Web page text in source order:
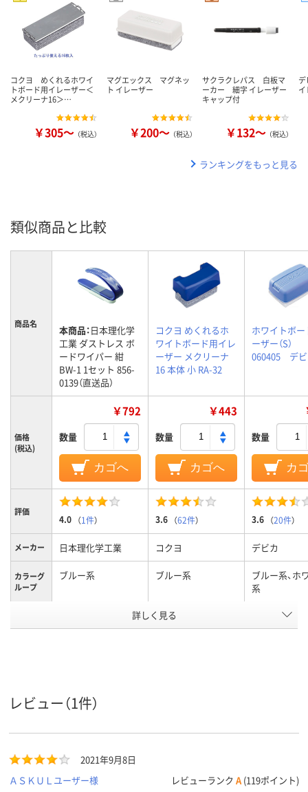
コクヨ めくれるホワイ
トボード用イレーザー＜
メクリーナ16＞…
￥305～ （税込）
マグエックス マグネッ
ト イレーザー
￥200～ （税込）
サクラクレパス 白板マ
ーカー 細字 イレーザー
キャップ付
￥132～ （税込）
ランキングをもっと見る
類似商品と比較
商品名 本商品：日本理化学
工業 ダストレス ボ
ードワイパー 紺
BW-1 1セット 856-
0139（直送品）
コクヨ めくれるホ
ワイトボード用イレ
ーザー メクリーナ
16 本体 小 RA-32
ホワイトボ
ーザー（S）
060405 デ
価格
(税込)
￥792
数量
カゴへ
￥443
数量
カゴへ
数量
カ
評価
4.0 （1件） 3.6 （62件） 3.6 （20件）
メーカー 日本理化学工業 コクヨ デビカ
カラーグ
ループ
ブルー系 ブルー系
ブルー系、ホ
系
60
詳しく見る
レビュー（1件）
2021年9月8日
ＡＳＫＵＬユーザー様
レビューランク A (119ポイント)